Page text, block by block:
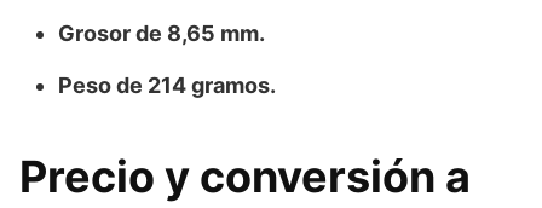
Grosor de 8,65 mm.
Peso de 214 gramos.
Precio y conversión a